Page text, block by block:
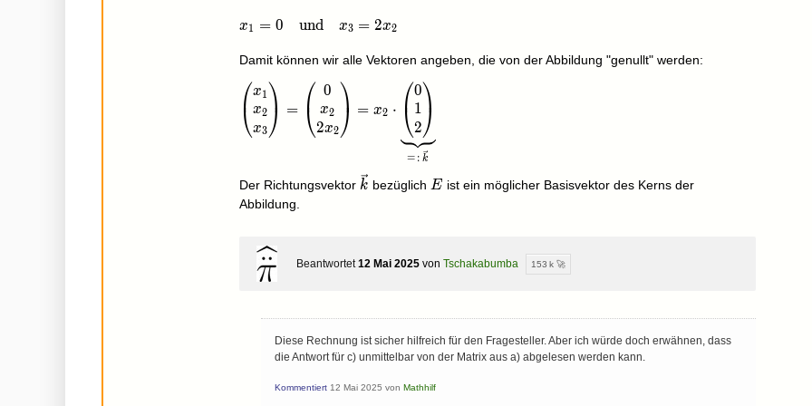
x_1=0\quad\text{und}\quad x_3=2x_2
x1 = 0 und x3 = 2x2
Damit können wir alle Vektoren angeben, die von der Abbildung "genullt" werden:
⎝
⎛x1
x2
x3⎠
⎞ = ⎝
⎛ 0
x2
2x2⎠
⎞ = x2 ⋅
= : k
⎝
⎛0
1
2⎠
⎞
Der Richtungsvektor \vec
k bezüglich E
E ist ein möglicher Basisvektor des Kerns der
Abbildung.
Beantwortet 12 Mai 2025 vonTschakabumba 153 k 🚀
Diese Rechnung ist sicher hilfreich für den Fragesteller. Aber ich würde doch erwähnen, dass
die Antwort für c) unmittelbar von der Matrix aus a) abgelesen werden kann.
Kommentiert 12 Mai 2025 vonMathhilf